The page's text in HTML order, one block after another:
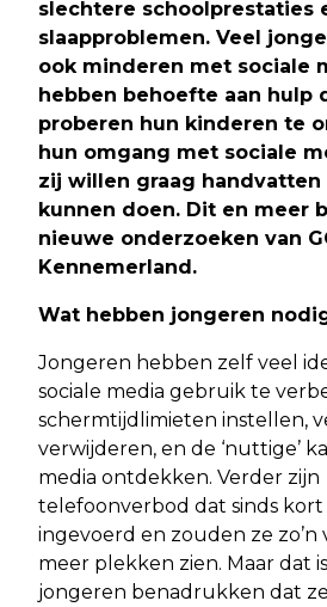
slechtere schoolprestaties
slaapproblemen. Veel
ook minderen met sociale
hebben behoefte aan hulp
proberen hun kinderen te
hun omgang met sociale
zij willen graag
kunnen doen. Dit en meer
nieuwe onderzoeken van
Kennemerland.
Wat hebben jongeren
Jongeren hebben zelf veel
sociale media gebruik te
schermtijdlimieten instellen,
verwijderen, en de ‘nuttige’
media ontdekken. Verder
telefoonverbod dat sinds kort
ingevoerd en zouden ze zo’n
meer plekken zien. Maar dat
jongeren benadrukken dat